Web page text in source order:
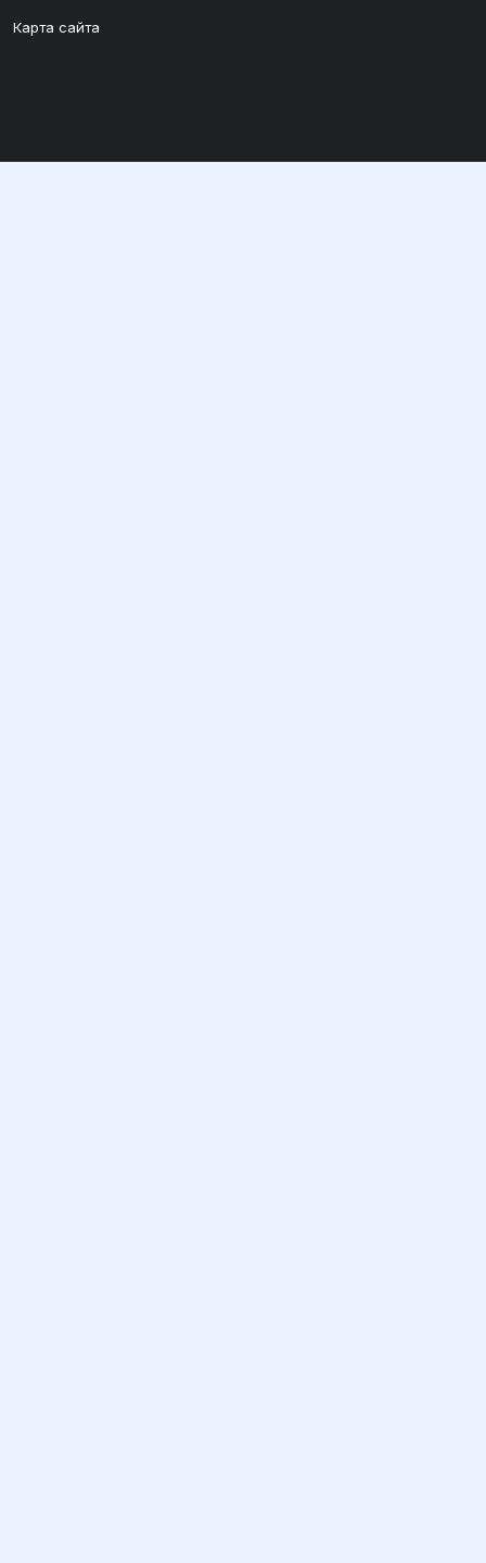
Карта сайта